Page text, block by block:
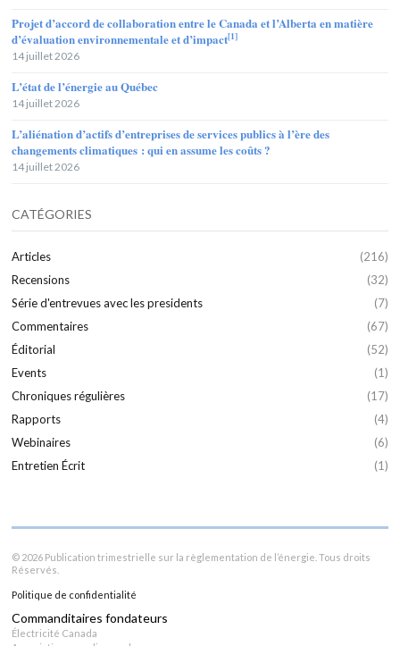
Projet d’accord de collaboration entre le Canada et l’Alberta en matière
d’évaluation environnementale et d’impact[1]
14 juillet 2026
L’état de l’énergie au Québec
14 juillet 2026
L’aliénation d’actifs d’entreprises de services publics à l’ère des
changements climatiques : qui en assume les coûts ?
14 juillet 2026
CATÉGORIES
Articles
(216)
Recensions
(32)
Série d'entrevues avec les presidents
(7)
Commentaires
(67)
Éditorial
(52)
Events
(1)
Chroniques régulières
(17)
Rapports
(4)
Webinaires
(6)
Entretien Écrit
(1)
© 2026 Publication trimestrielle sur la règlementation de l’énergie. Tous droits
Réservés.
Politique de confidentialité
Commanditaires fondateurs
Électricité Canada